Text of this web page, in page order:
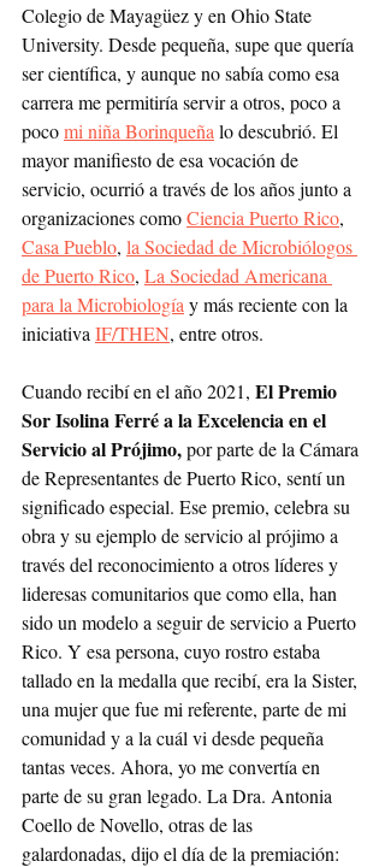
Colegio de Mayagüez y en Ohio State
University. Desde pequeña, supe que quería
ser científica, y aunque no sabía como esa
carrera me permitiría servir a otros, poco a
poco mi niña Borinqueña lo descubrió. El
mayor manifiesto de esa vocación de
servicio, ocurrió a través de los años junto a
organizaciones como Ciencia Puerto Rico,
Casa Pueblo, la Sociedad de Microbiólogos
de Puerto Rico, La Sociedad Americana
para la Microbiología y más reciente con la
iniciativa IF/THEN, entre otros.
Cuando recibí en el año 2021, El Premio
Sor Isolina Ferré a la Excelencia en el
Servicio al Prójimo, por parte de la Cámara
de Representantes de Puerto Rico, sentí un
significado especial. Ese premio, celebra su
obra y su ejemplo de servicio al prójimo a
través del reconocimiento a otros líderes y
lideresas comunitarios que como ella, han
sido un modelo a seguir de servicio a Puerto
Rico. Y esa persona, cuyo rostro estaba
tallado en la medalla que recibí, era la Sister,
una mujer que fue mi referente, parte de mi
comunidad y a la cuál vi desde pequeña
tantas veces. Ahora, yo me convertía en
parte de su gran legado. La Dra. Antonia
Coello de Novello, otras de las
galardonadas, dijo el día de la premiación: